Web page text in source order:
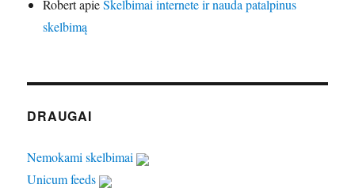
RobertapieSkelbimai internete ir nauda patalpinus
skelbimą
DRAUGAI
Nemokami skelbimai
Unicum feeds